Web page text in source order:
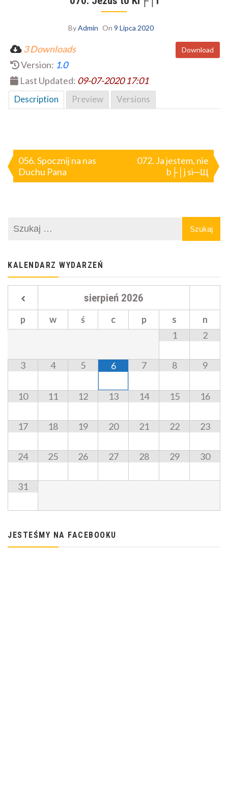
ByAdmin On 9 Lipca 2020
Download
3 Downloads
Version: 1.0
Last Updated: 09-07-2020 17:01
Description Preview Versions
wpisu
056. Spocznij na nas
Duchu Pana
072. Ja jestem, nie
b├│j si─Щ
KALENDARZ WYDARZEŃ
sierpień 2026
p w ś c p s
n
1
2
3 4 5 6 7 8 9
10 11 12 13 14 15 16
17 18 19 20 21 22 23
24 25 26 27 28 29 30
31
JESTEŚMY NA FACEBOOKU